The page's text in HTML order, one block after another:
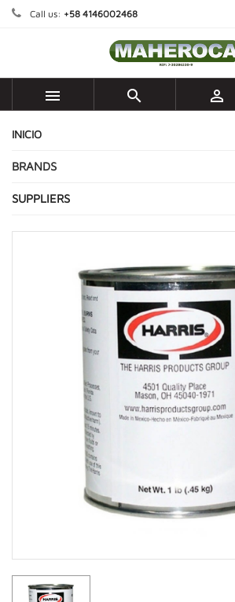
Call us: +58 4146002468
  
INICIO
BRANDS
SUPPLIERS